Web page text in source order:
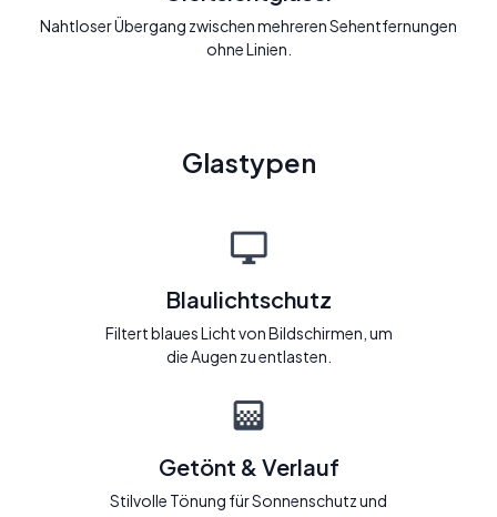
Nahtloser Übergang zwischen mehreren Sehentfernungen
ohne Linien.
Glastypen
Blaulichtschutz
Filtert blaues Licht von Bildschirmen, um
die Augen zu entlasten.
Getönt & Verlauf
Stilvolle Tönung für Sonnenschutz und